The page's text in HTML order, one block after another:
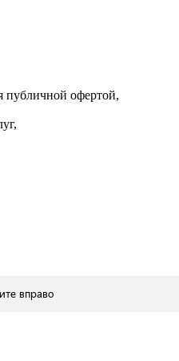
публичной офертой,